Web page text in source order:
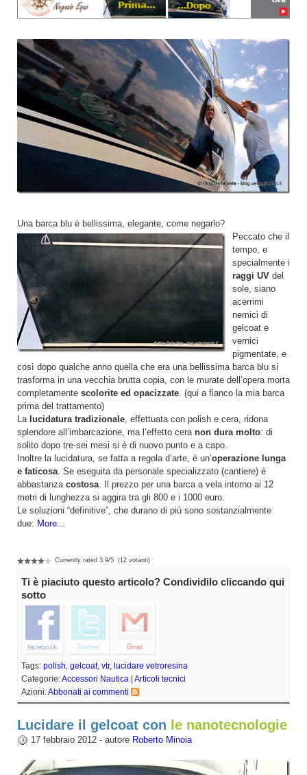
Una barca blu è bellissima, elegante, come negarlo?
Peccato che il
tempo, e
specialmente i
raggi UV del
sole, siano
acerrimi
nemici di
gelcoat e
vernici
pigmentate, e
così dopo qualche anno quella che era una bellissima barca blu si
trasforma in una vecchia brutta copia, con le murate dell’opera morta
completamente scolorite ed opacizzate . (qui a fianco la mia barca
prima del trattamento)
La lucidatura tradizionale , effettuata con polish e cera, ridona
splendore all’imbarcazione, ma l’effetto cera non dura molto: di
solito dopo tre-sei mesi si è di nuovo punto e a capo.
Inoltre la lucidatura, se fatta a regola d’arte, è un’operazione lunga
e faticosa . Se eseguita da personale specializzato (cantiere) è
abbastanza costosa . Il prezzo per una barca a vela intorno ai 12
metri di lunghezza si aggira tra gli 800 e i 1000 euro.
Le soluzioni “definitive”, che durano di più sono sostanzialmente
due: More...
Currently rated 3.9/5 (12 votanti)
Ti è piaciuto questo articolo? Condividilo cliccando qui
sotto
Tags: polish gelcoat, vtr, lucidare vetroresina
Categorie:Accessori Nautica | Articoli tecnici
Azioni:Abbonati ai commenti
Lucidare il gelcoat con le nanotecnologie
17 febbraio 2012 - autore Roberto Minoia